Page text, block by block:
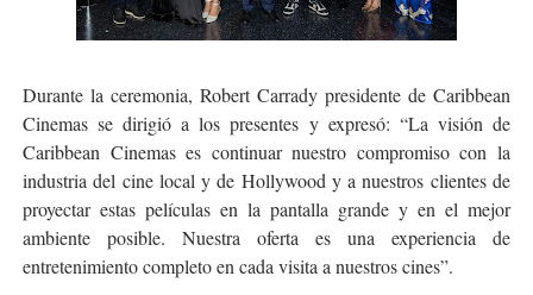
Durante la ceremonia, Robert Carrady presidente de Caribbean
Cinemas se dirigió a los presentes y expresó: “La visión de
Caribbean Cinemas es continuar nuestro compromiso con la
industria del cine local y de Hollywood y a nuestros clientes de
proyectar estas películas en la pantalla grande y en el mejor
ambiente posible. Nuestra oferta es una experiencia de
entretenimiento completo en cada visita a nuestros cines”.